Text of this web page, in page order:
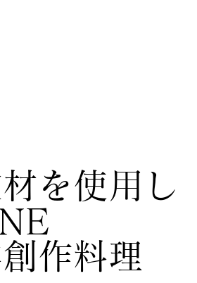
を使用し
作料理